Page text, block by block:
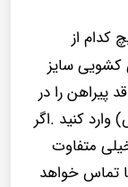
کدام از
سایز
پیراهن را در
کنید .اگر
متفاوت
تماس خواهد